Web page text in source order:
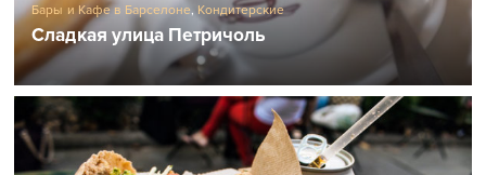
Бары и Кафе в Барселоне, Кондитерские
Сладкая улица Петричоль